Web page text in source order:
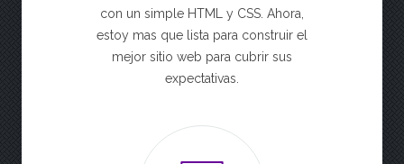
con un simple HTML y CSS. Ahora,
estoy mas que lista para construir el
mejor sitio web para cubrir sus
expectativas.